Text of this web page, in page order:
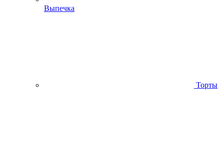
Выпечка
Торты